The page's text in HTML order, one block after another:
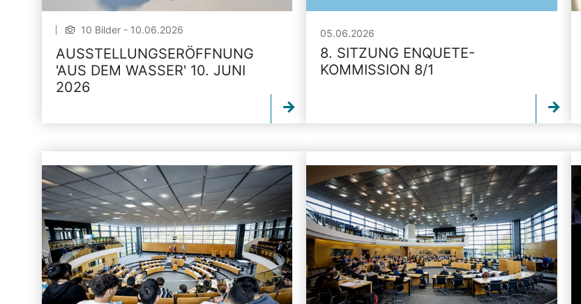
10 Bilder - 10.06.2026
AUSSTELLUNGSERÖFFNUNG
'AUS DEM WASSER' 10. JUNI
2026
05.06.2026
8. SITZUNG ENQUETE-
KOMMISSION 8/1